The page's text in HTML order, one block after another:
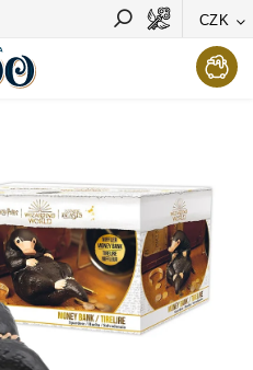
CZK
Hledat